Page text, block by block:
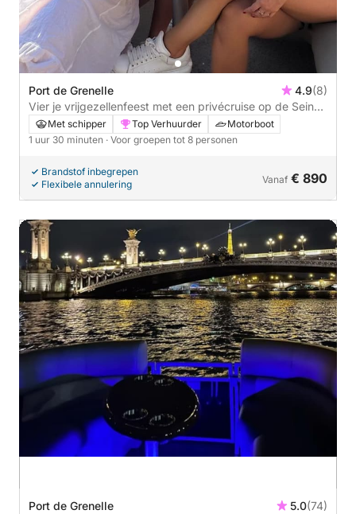
Port de Grenelle 4.9(8)
Vier je vrijgezellenfeest met een privécruise op de Seine
- 1,5 uur
Met schipper Top Verhuurder
Motorboot
1 uur 30 minuten · Voor groepen tot 8 personen
Brandstof inbegrepen
Flexibele annulering
Vanaf € 890
Port de Grenelle 5.0(74)